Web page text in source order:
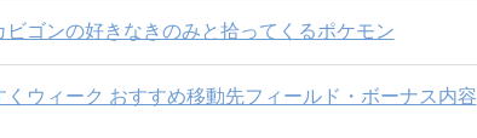
ビゴンの好きなきのみと拾ってくるポケモン
くウィーク おすすめ移動先フィールド・ボーナス内容